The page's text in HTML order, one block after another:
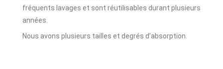
fréquents lavages et sont réutilisables durant plusieurs
années.
Nous avons plusieurs tailles et degrés d’absorption.